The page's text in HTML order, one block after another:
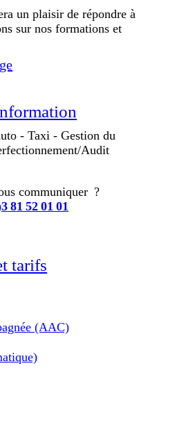
un plaisir de répondre à
sur nos formations et
- Taxi - Gestion du
Audit
communiquer ?
81 52 01 01
tarifs
(AAC)